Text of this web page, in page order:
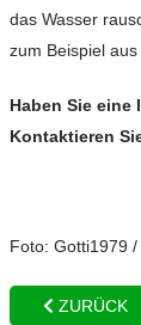
das Wasser
zum Beispiel
Haben Sie eine
Kontaktieren
Foto: Gotti1979
ZURÜCK